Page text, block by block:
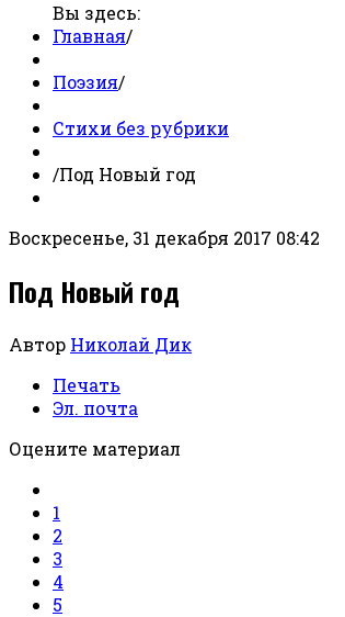
Вы здесь:
Главная/
Поэзия/
Стихи без рубрики
/Под Новый год
Воскресенье, 31 декабря 2017 08:42
Под Новый год
Автор Николай Дик
Печать
Эл. почта
Оцените материал
1
2
3
4
5